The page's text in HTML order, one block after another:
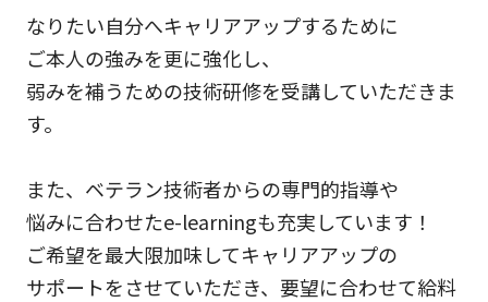
なりたい自分へキャリアアップするために
ご本人の強みを更に強化し、
弱みを補うための技術研修を受講していただきま
す。
また、ベテラン技術者からの専門的指導や
悩みに合わせたe-learningも充実しています！
ご希望を最大限加味してキャリアアップの
サポートをさせていただき、要望に合わせて給料